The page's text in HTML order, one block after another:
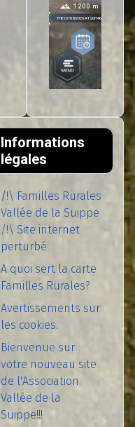
Informations
légales
/!\ Familles Rurales
Vallée de la Suippe
/!\ Site internet
perturbé
A quoi sert la carte
Familles Rurales?
Avertissements sur
les cookies.
Bienvenue sur
votre nouveau site
de l'Association
Vallée de la
Suippe!!!